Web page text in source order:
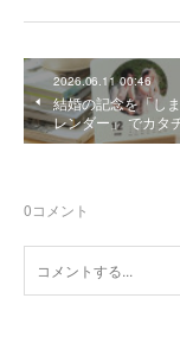
2026.06.11 00:46
結婚の記念を「し
レンダー」 でカタ
0コメント